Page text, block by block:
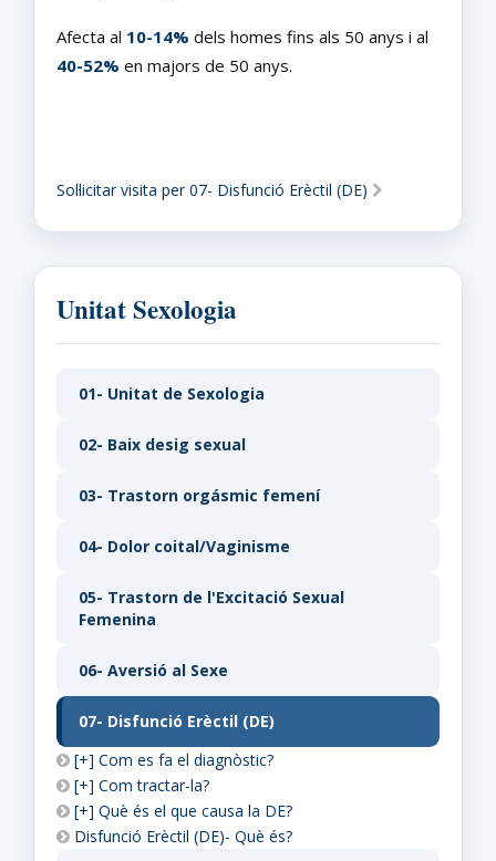
Afecta al 10-14% dels homes fins als 50 anys i al
40-52% en majors de 50 anys.
Sol·licitar visita per 07- Disfunció Erèctil (DE)
Unitat Sexologia
01- Unitat de Sexologia
02- Baix desig sexual
03- Trastorn orgásmic femení
04- Dolor coital/Vaginisme
05- Trastorn de l'Excitació Sexual
Femenina
06- Aversió al Sexe
07- Disfunció Erèctil (DE)
[+] Com es fa el diagnòstic?
[+] Com tractar-la?
[+] Què és el que causa la DE?
Disfunció Erèctil (DE)- Què és?